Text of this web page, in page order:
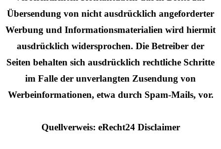
Übersendung von nicht ausdrücklich angeforderter
Werbung und Informationsmaterialien wird hiermit
ausdrücklich widersprochen. Die Betreiber der
Seiten behalten sich ausdrücklich rechtliche Schritte
im Falle der unverlangten Zusendung von
Werbeinformationen, etwa durch Spam-Mails, vor.
Quellverweis: eRecht24 Disclaimer